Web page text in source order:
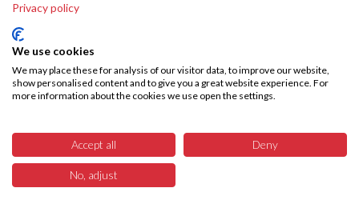
Produkte Menü Suchen
Effiziente Warenbeschaffung leicht gemacht – SKA Tech übernimmt Ihren
gesamten Warenbeschaffungsprozess, vollautomatisiert und fehlerfrei.
Sparen Sie Zeit, reduzieren Sie Kosten bzw. interne Ressourcen und
konzentrieren Sie sich auf das, was wirklich zählt – Ihr Business. Wir liefern
Privacy policy
We use cookies
We may place these for analysis of our visitor data, to improve our website,
show personalised content and to give you a great website experience. For
more information about the cookies we use open the settings.
Accept all Deny
No, adjust